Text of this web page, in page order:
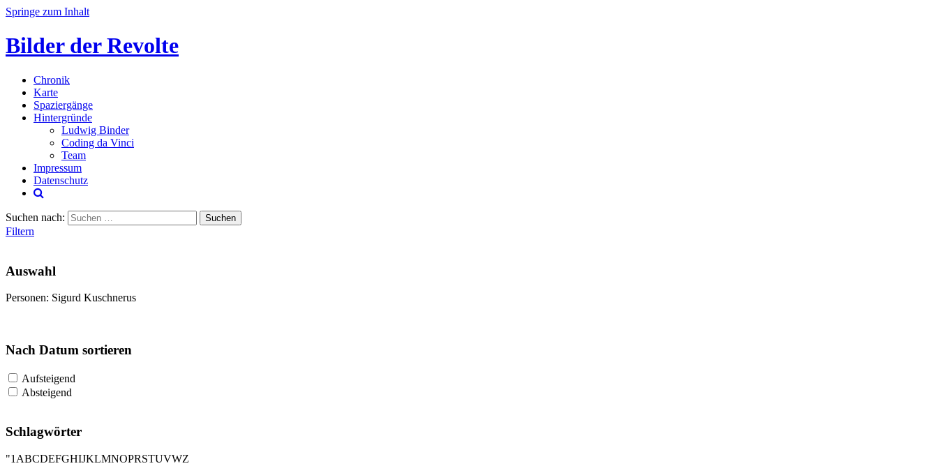
Springe zum Inhalt
Bilder der Revolte
Chronik
Karte
Spaziergänge
Hintergründe
Ludwig Binder
Coding da Vinci
Team
Impressum
Datenschutz
Suchen nach:
Filtern
Auswahl
Personen: Sigurd Kuschnerus
Nach Datum sortieren
Aufsteigend
Absteigend
Schlagwörter
"1 ABCDEFGHIJKLMNOPRSTUVWZ